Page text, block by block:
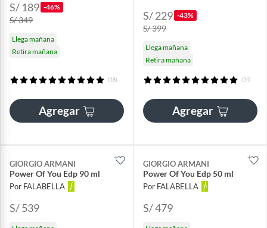
S/ 189 -46%
S/ 349
Llega mañana
Retira mañana
(18)
Agregar
S/ 229 -43%
S/ 399
Llega mañana
Retira mañana
(54)
Agregar
GIORGIO ARMANI
Power Of You Edp 90 ml
Por FALABELLA
S/ 539
GIORGIO ARMANI
Power Of You Edp 50 ml
Por FALABELLA
S/ 479